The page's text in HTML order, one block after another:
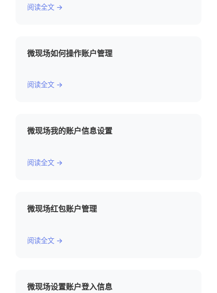
阅读全文 →
微现场如何操作账户管理
阅读全文 →
微现场我的账户信息设置
阅读全文 →
微现场红包账户管理
阅读全文 →
微现场设置账户登入信息